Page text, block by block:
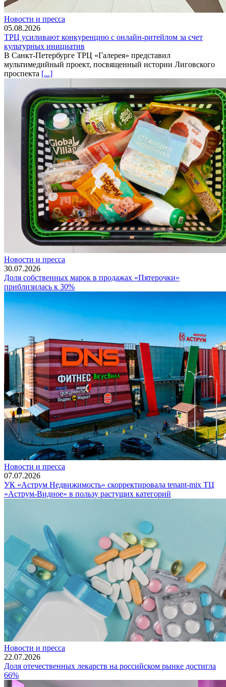
Новости и пресса
05.08.2026
ТРЦ усиливают конкуренцию с онлайн-ритейлом за счет
культурных инициатив
В Санкт-Петербурге ТРЦ «Галерея» представил
мультимедийный проект, посвященный истории Лиговского
проспекта [...]
Новости и пресса
30.07.2026
Доля собственных марок в продажах «Пятерочки»
приблизилась к 30%
Новости и пресса
07.07.2026
УК «Аструм Недвижимость» скорректировала tenant-mix ТЦ
«Аструм-Видное» в пользу растущих категорий
Новости и пресса
22.07.2026
Доля отечественных лекарств на российском рынке достигла
66%